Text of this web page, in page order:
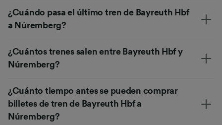
¿Cuándo pasa el último tren de Bayreuth Hbf
a Núremberg?
¿Cuántos trenes salen entre Bayreuth Hbf y
Núremberg?
¿Cuánto tiempo antes se pueden comprar
billetes de tren de Bayreuth Hbf a
Núremberg?